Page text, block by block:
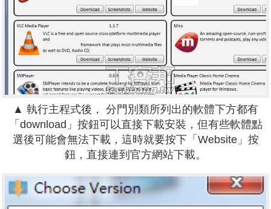
▲ 執行主程式後， 分門別類所列出的軟體下方都有
「download」按鈕可以直接下載安裝，但有些軟體點
選後可能會無法下載，這時就要按下「Website」按
鈕，直接連到官方網站下載。